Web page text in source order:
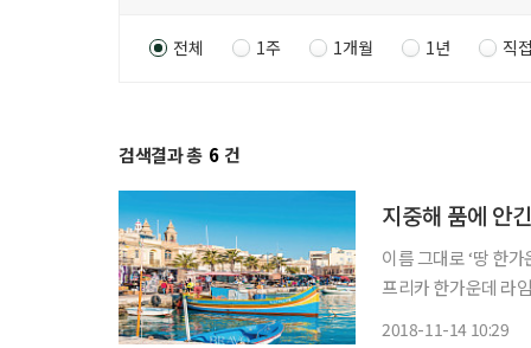
전체 1주 1개월 1년 직
검색결과 총 6 건
지중해 품에 안
이름 그대로 ‘땅 한
프리카 한가운데 라
2018-11-14 10:29